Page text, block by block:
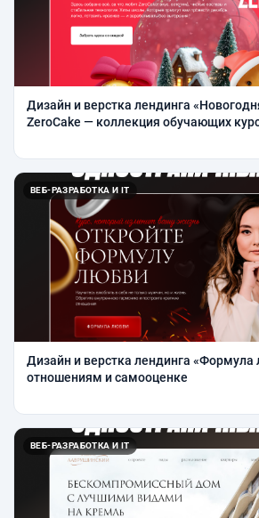
Дизайн и верстка лендинга
ZeroCake — коллекция обучающих
ВЕБ-РАЗРАБОТКА И IT
Дизайн и верстка лендинга «Формула
отношениям и самооценке
ВЕБ-РАЗРАБОТКА И IT